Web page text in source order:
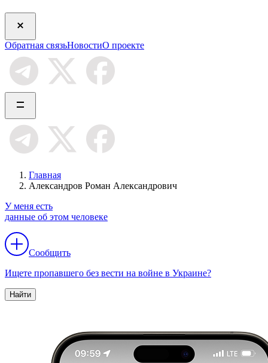
Обратная связьНовостиО проекте
Главная
Александров Роман Александрович
У меня есть
данные об этом человеке
Сообщить
Ищете пропавшего без вести на войне в Украине?
Найти